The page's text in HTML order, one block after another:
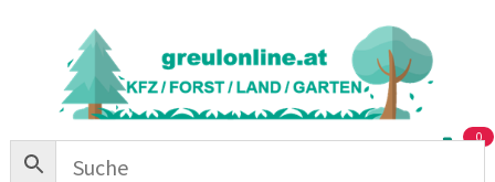
0
To
Top